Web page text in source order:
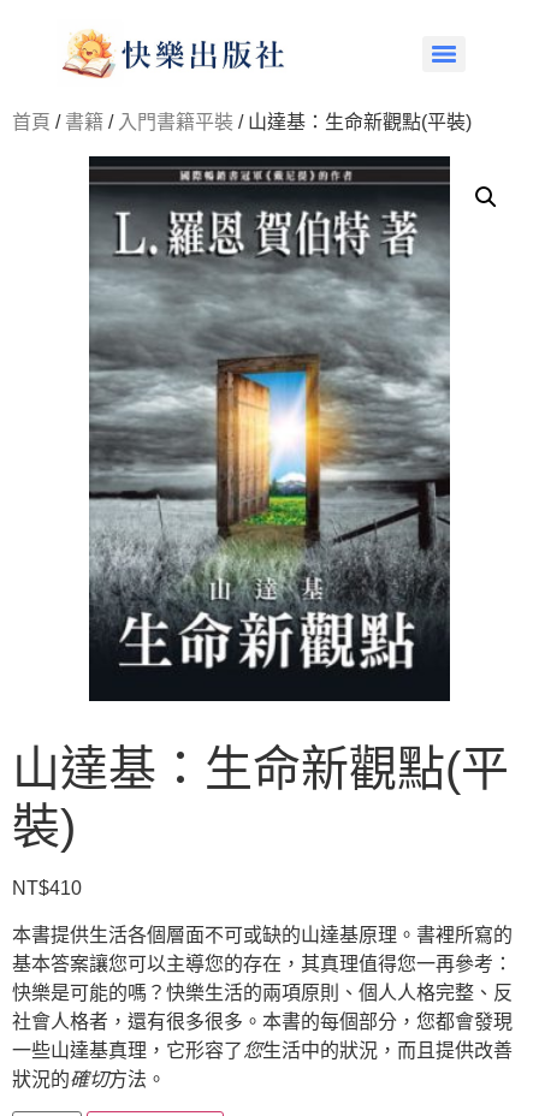
首頁 / 書籍 / 入門書籍平裝 / 山達基：生命新觀點(平裝)
山達基：生命新觀點(平
裝)
NT$410
本書提供生活各個層面不可或缺的山達基原理。書裡所寫的
基本答案讓您可以主導您的存在，其真理值得您一再參考：
快樂是可能的嗎？快樂生活的兩項原則、個人人格完整、反
社會人格者，還有很多很多。本書的每個部分，您都會發現
一些山達基真理，它形容了 您生活中的狀況，而且提供改善
狀況的確切方法。